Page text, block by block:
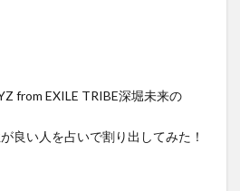
from EXILE TRIBE深堀未来の
良い人を占いで割り出してみた！